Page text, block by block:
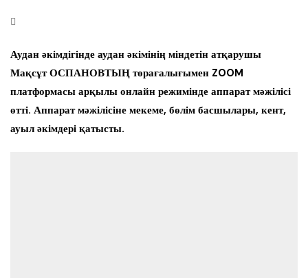
Аудан әкімдігінде аудан әкімінің міндетін атқарушы
Мақсұт ОСПАНОВТЫҢ төрағалығымен ZOOM
платформасы арқылы онлайн режимінде аппарат мәжілісі
өтті. Аппарат мәжілісіне мекеме, бөлім басшылары, кент,
ауыл әкімдері қатысты.